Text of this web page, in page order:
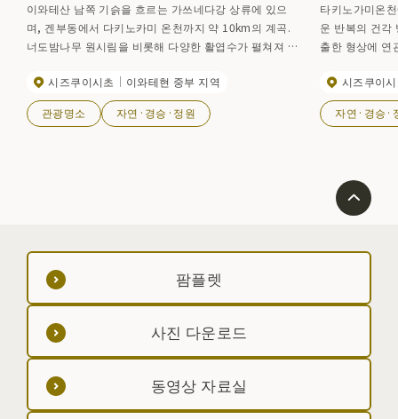
이와테산 남쪽 기슭을 흐르는 가쓰네다강 상류에 있으
며, 겐부동에서 다키노카미 온천까지 약 10km의 계곡.
너도밤나무 원시림을 비롯해 다양한 활엽수가 펼쳐져 있
코시 폭포'가 있는데, 암반에서 진녹색의 폭포통으로 떨
어지는 약 30m 높이의 폭포가 장관이다. 단풍철에는 많
은 사람들로 붐빈다.
시즈쿠이시초 이와테현 중부 지역
관광명소 자연·경승·정원
타키노가미온
운 반복의 건각
출한 형상에 연
로, 전망은 전
시즈쿠이
자연·경승·
팜플렛
사진 다운로드
동영상 자료실